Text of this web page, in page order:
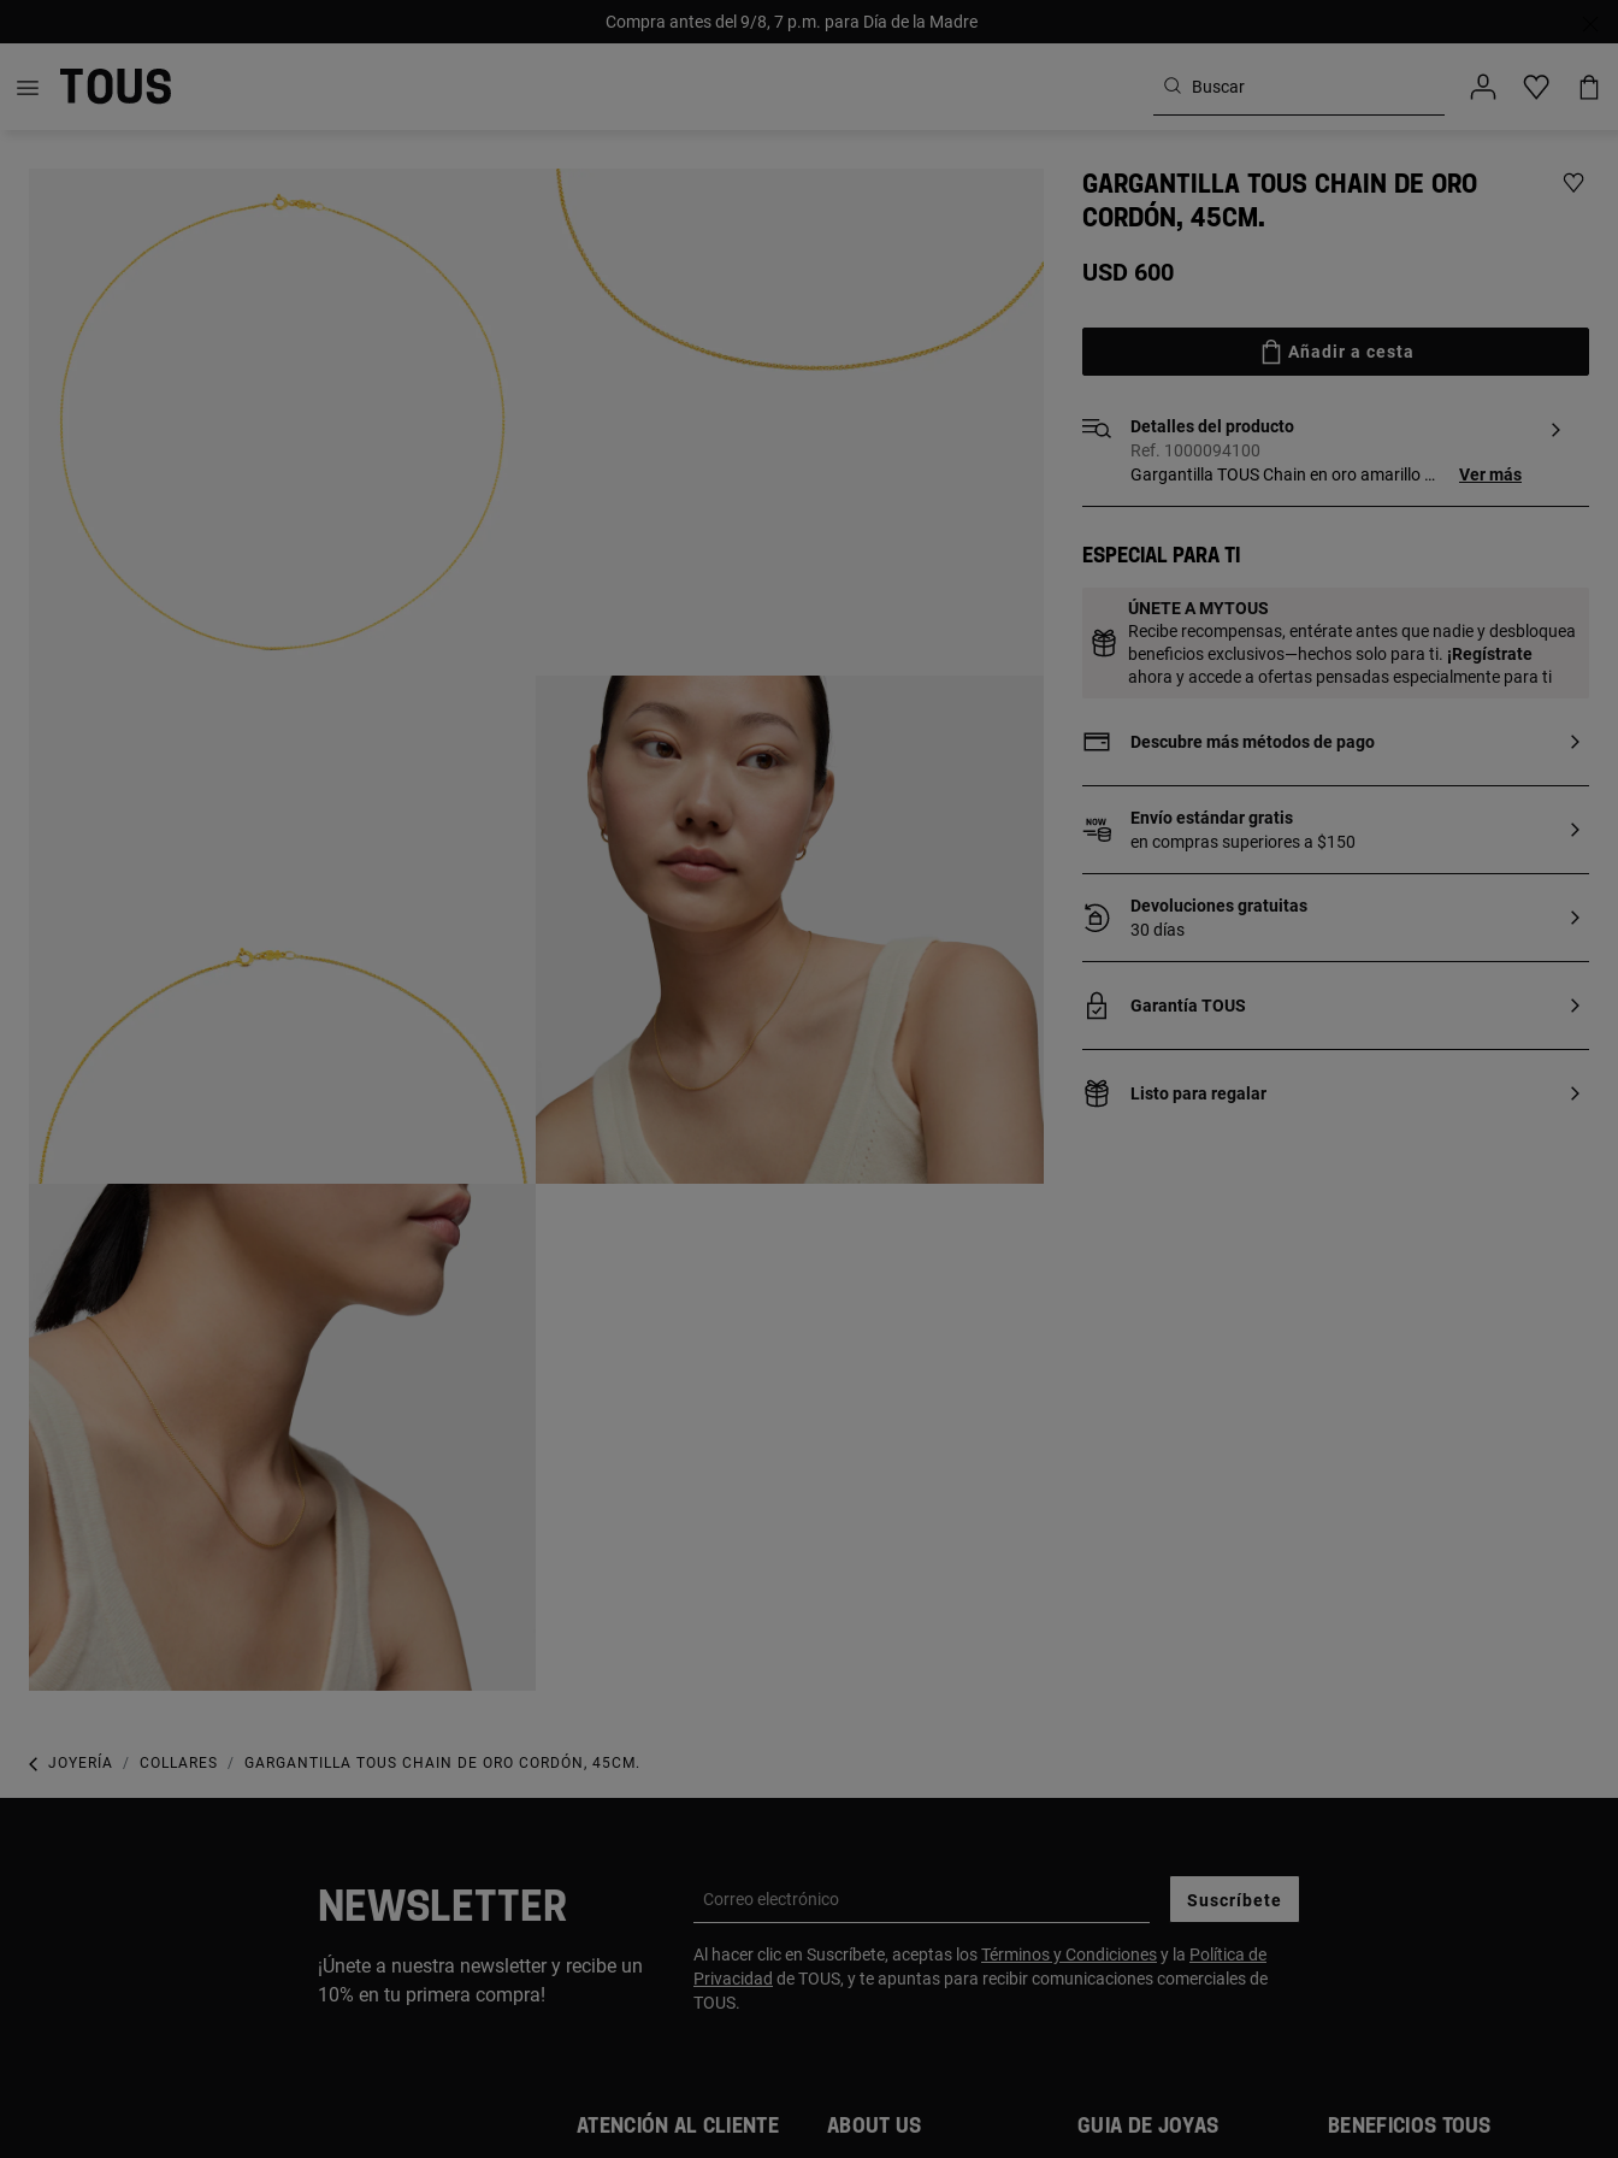
Compra antes del 9/8, 7 p.m. para Día de la Madre
GARGANTILLA TOUS CHAIN DE ORO
CORDÓN, 45CM.
USD 600
Añadir a cesta
Detalles del producto
Ref. 1000094100
Gargantilla TOUS Chain en oro amarillo de
Ver más
Especial para ti
ÚNETE A MYTOUS
Recibe recompensas, entérate antes que nadie y desbloquea
beneficios exclusivos—hechos solo para ti. ¡Regístrate
ahora y accede a ofertas pensadas especialmente para ti
Descubre más métodos de pago
Envío estándar gratis
en compras superiores a $150
Devoluciones gratuitas
30 días
Garantía TOUS
Listo para regalar
JOYERÍA COLLARES GARGANTILLA TOUS CHAIN DE ORO CORDÓN, 45CM.
NEWSLETTER
¡Únete a nuestra newsletter y recibe un
10% en tu primera compra!
Correo electrónico Suscríbete
Al hacer clic en Suscríbete, aceptas losTérminos y Condicionesy la Política de
Privacidad de TOUS, y te apuntas para recibir comunicaciones comerciales de
TOUS.
Atención al cliente About us Guia de joyas Beneficios TOUS